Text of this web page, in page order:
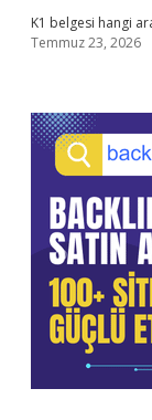
K1 belgesi hangi
Temmuz 23, 2026